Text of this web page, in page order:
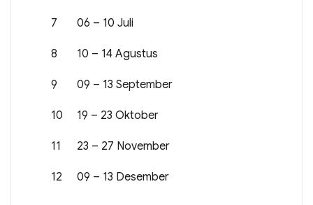
7 06 – 10 Juli
8 10 – 14 Agustus
9 09 – 13 September
10 19 – 23 Oktober
11 23 – 27 November
12 09 – 13 Desember